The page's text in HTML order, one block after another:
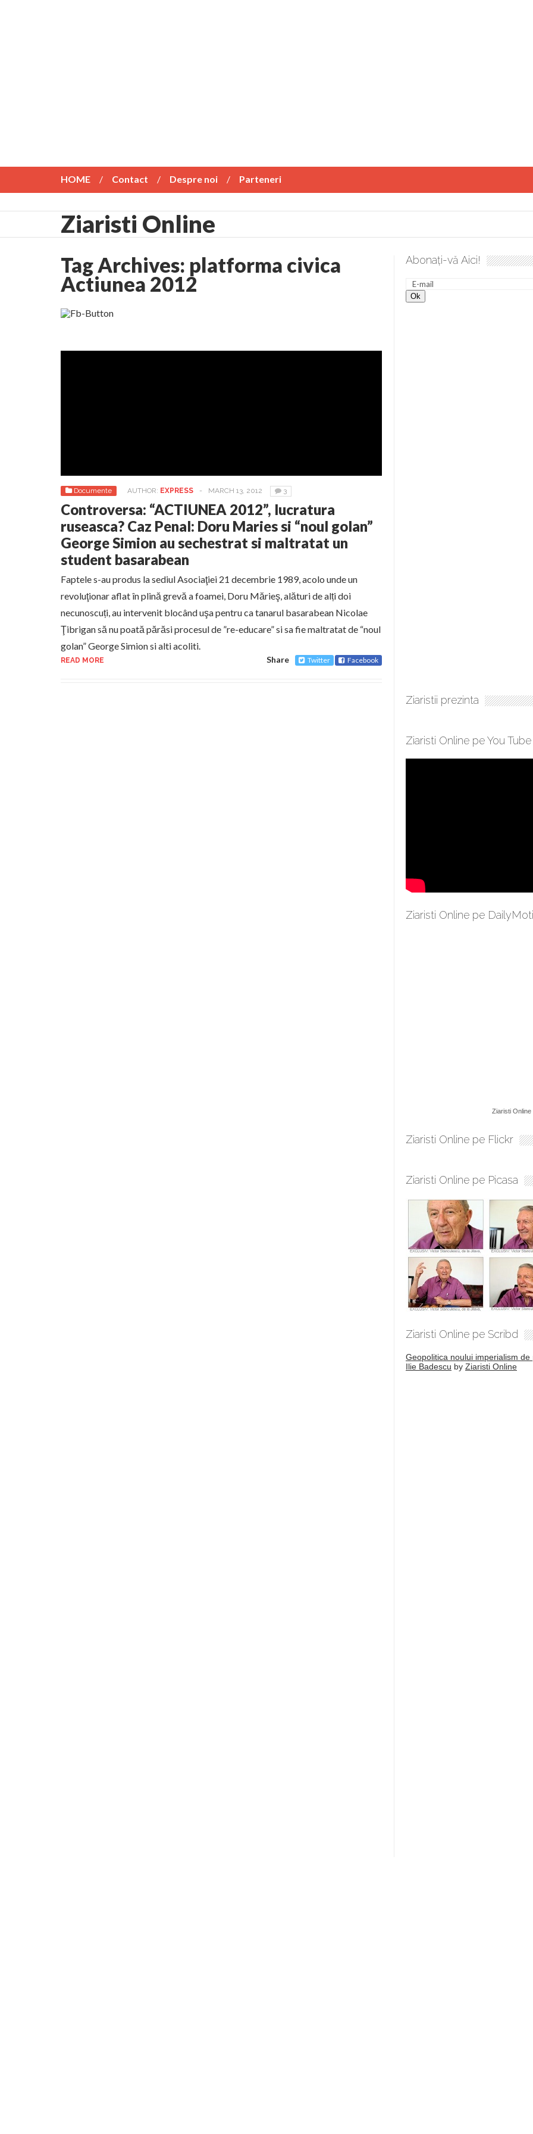
HOME Contact Despre noi Parteneri
Ziaristi Online
Tag Archives: platforma civica
Actiunea 2012
Documente AUTHOR: EXPRESS - MARCH 13, 2012 3
Controversa: “ACTIUNEA 2012”, lucratura
ruseasca? Caz Penal: Doru Maries si “noul golan”
George Simion au sechestrat si maltratat un
student basarabean
Faptele s-au produs la sediul Asociaţiei 21 decembrie 1989, acolo unde un
revoluţionar aflat în plină grevă a foamei, Doru Mărieş, alături de alți doi
necunoscuți, au intervenit blocând uşa pentru ca tanarul basarabean Nicolae
Ţibrigan să nu poată părăsi procesul de ”re-educare” si sa fie maltratat de “noul
golan” George Simion si alti acoliti.
READ MORE Share Twitter Facebook
Abonați-vă Aici!
Ziaristii prezinta
Ziaristi Online pe You Tube
Ziaristi Online pe
Ziaristi Online
Ziaristi Online pe Flickr
Ziaristi Online pe Picasa
Ziaristi Online pe Scribd
Geopolitica noului imperialism de
Ilie Badescu by Ziaristi Online